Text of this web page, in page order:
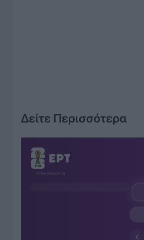
Δείτε Περισσότερα